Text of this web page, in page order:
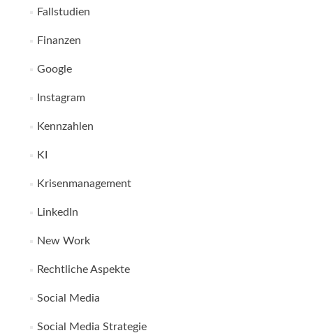
Fallstudien
Finanzen
Google
Instagram
Kennzahlen
KI
Krisenmanagement
LinkedIn
New Work
Rechtliche Aspekte
Social Media
Social Media Strategie